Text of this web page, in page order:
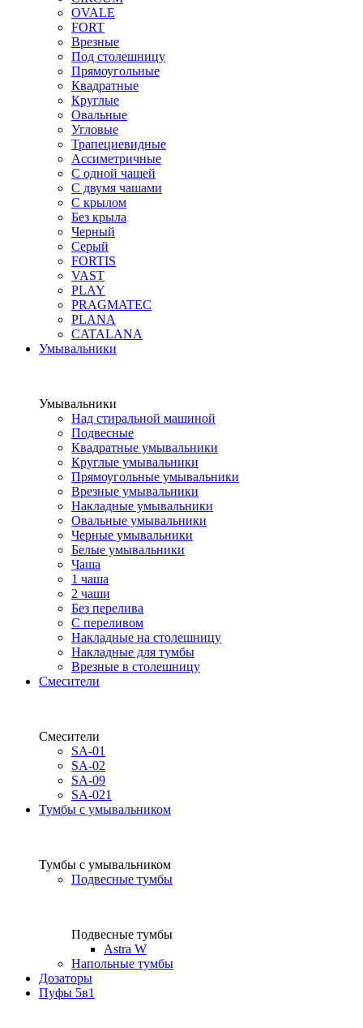
OVALE
FORT
Врезные
Под столешницу
Прямоугольные
Квадратные
Круглые
Овальные
Угловые
Трапециевидные
Ассиметричные
С одной чашей
С двумя чашами
С крылом
Без крыла
Черный
Серый
FORTIS
VAST
PLAY
PRAGMATEC
PLANA
CATALANA
Умывальники
Умывальники
Над стиральной машиной
Подвесные
Квадратные умывальники
Круглые умывальники
Прямоугольные умывальники
Врезные умывальники
Накладные умывальники
Овальные умывальники
Черные умывальники
Белые умывальники
Чаша
1 чаша
2 чаши
Без перелива
С переливом
Накладные на столешницу
Накладные для тумбы
Врезные в столешницу
Смесители
Смесители
SA-01
SA-02
SA-09
SA-021
Тумбы с умывальником
Тумбы с умывальником
Подвесные тумбы
Подвесные тумбы
Astra W
Напольные тумбы
Дозаторы
Пуфы 5в1